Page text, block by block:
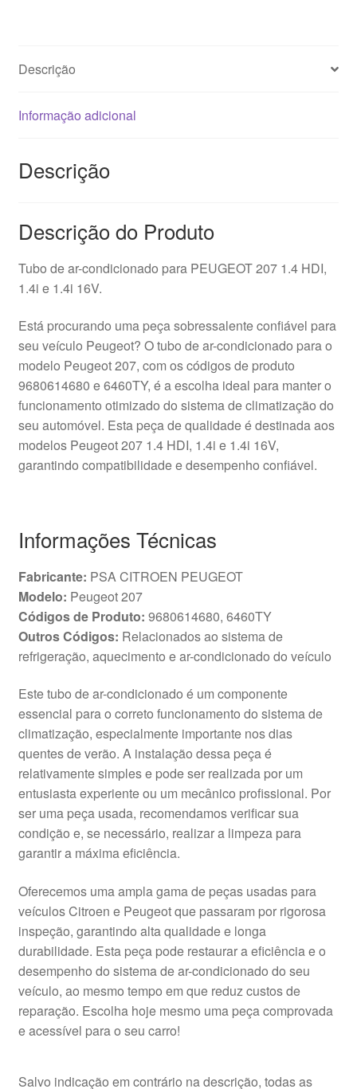
Descrição
Informação adicional
Descrição
Descrição do Produto
Tubo de ar-condicionado para PEUGEOT 207 1.4 HDI,
1.4i e 1.4i 16V.
Está procurando uma peça sobressalente confiável para
seu veículo Peugeot? O tubo de ar-condicionado para o
modelo Peugeot 207, com os códigos de produto
9680614680 e 6460TY, é a escolha ideal para manter o
funcionamento otimizado do sistema de climatização do
seu automóvel. Esta peça de qualidade é destinada aos
modelos Peugeot 207 1.4 HDI, 1.4i e 1.4i 16V,
garantindo compatibilidade e desempenho confiável.
Informações Técnicas
Fabricante: PSA CITROEN PEUGEOT
Modelo: Peugeot 207
Códigos de Produto: 9680614680, 6460TY
Outros Códigos: Relacionados ao sistema de
refrigeração, aquecimento e ar-condicionado do veículo
Este tubo de ar-condicionado é um componente
essencial para o correto funcionamento do sistema de
climatização, especialmente importante nos dias
quentes de verão. A instalação dessa peça é
relativamente simples e pode ser realizada por um
entusiasta experiente ou um mecânico profissional. Por
ser uma peça usada, recomendamos verificar sua
condição e, se necessário, realizar a limpeza para
garantir a máxima eficiência.
Oferecemos uma ampla gama de peças usadas para
veículos Citroen e Peugeot que passaram por rigorosa
inspeção, garantindo alta qualidade e longa
durabilidade. Esta peça pode restaurar a eficiência e o
desempenho do sistema de ar-condicionado do seu
veículo, ao mesmo tempo em que reduz custos de
reparação. Escolha hoje mesmo uma peça comprovada
e acessível para o seu carro!
Salvo indicação em contrário na descrição, todas as